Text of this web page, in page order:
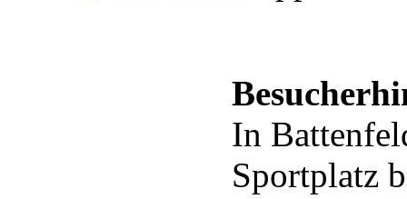
In
Sportplatz